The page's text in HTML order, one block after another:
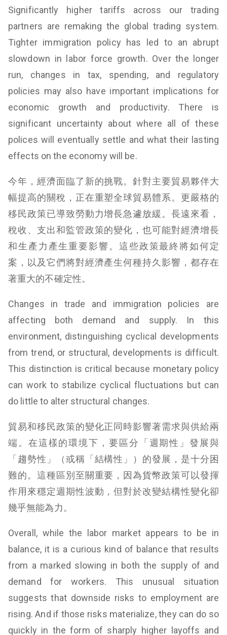
Significantly higher tariffs across our trading
partners are remaking the global trading system.
Tighter immigration policy has led to an abrupt
slowdown in labor force growth. Over the longer
run, changes in tax, spending, and regulatory
policies may also have important implications for
economic growth and productivity. There is
significant uncertainty about where all of these
polices will eventually settle and what their lasting
effects on the economy will be.
今年，經濟面臨了新的挑戰。針對主要貿易夥伴大
幅提高的關稅，正在重塑全球貿易體系。更嚴格的
移民政策已導致勞動力增長急遽放緩。長遠來看，
稅收、支出和監管政策的變化，也可能對經濟增長
和生產力產生重要影響。這些政策最終將如何定
案，以及它們將對經濟產生何種持久影響，都存在
著重大的不確定性。
Changes in trade and immigration policies are
affecting both demand and supply. In this
environment, distinguishing cyclical developments
from trend, or structural, developments is difficult.
This distinction is critical because monetary policy
can work to stabilize cyclical fluctuations but can
do little to alter structural changes.
貿易和移民政策的變化正同時影響著需求與供給兩
端。在這樣的環境下，要區分「週期性」發展與
「趨勢性」（或稱「結構性」）的發展，是十分困
難的。這種區別至關重要，因為貨幣政策可以發揮
作用來穩定週期性波動，但對於改變結構性變化卻
幾乎無能為力。
Overall, while the labor market appears to be in
balance, it is a curious kind of balance that results
from a marked slowing in both the supply of and
demand for workers. This unusual situation
suggests that downside risks to employment are
rising. And if those risks materialize, they can do so
quickly in the form of sharply higher layoffs and